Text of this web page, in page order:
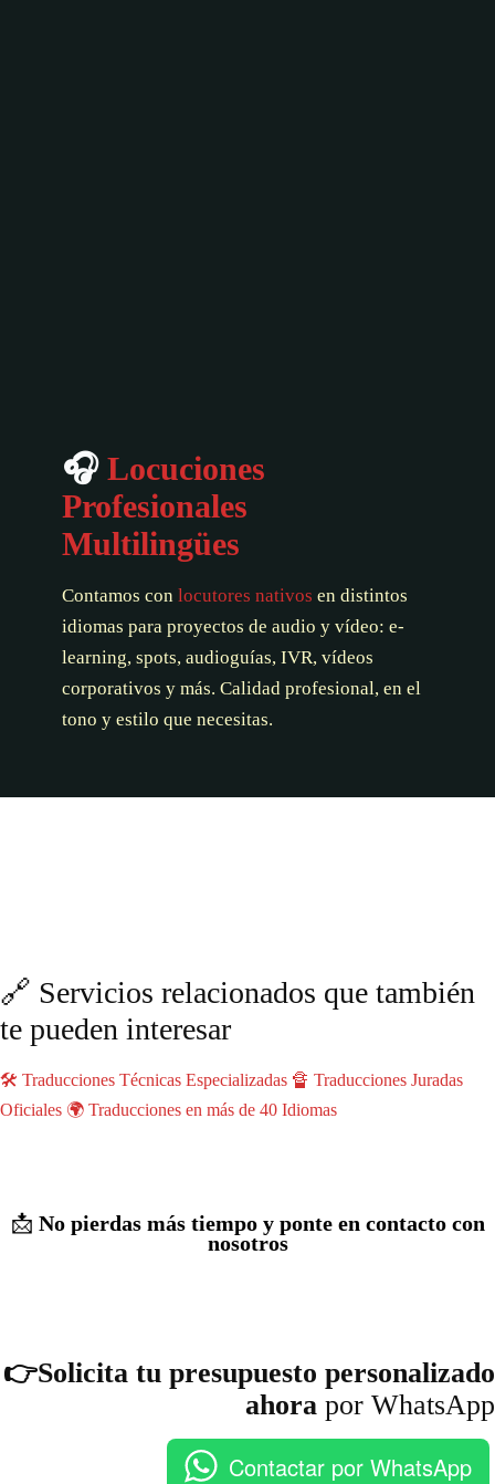
🎧 Locuciones
Profesionales
Multilingües
Contamos con locutores nativos en distintos
idiomas para proyectos de audio y vídeo: e-
learning, spots, audioguías, IVR, vídeos
corporativos y más. Calidad profesional, en el
tono y estilo que necesitas.
🔗 Servicios relacionados que también
te pueden interesar
🛠️ Traducciones Técnicas Especializadas 🔏 Traducciones Juradas
Oficiales 🌍 Traducciones en más de 40 Idiomas
📩 No pierdas más tiempo y ponte en contacto con
nosotros
👉Solicita tu presupuesto personalizado
ahora por WhatsApp
Contactar por WhatsApp